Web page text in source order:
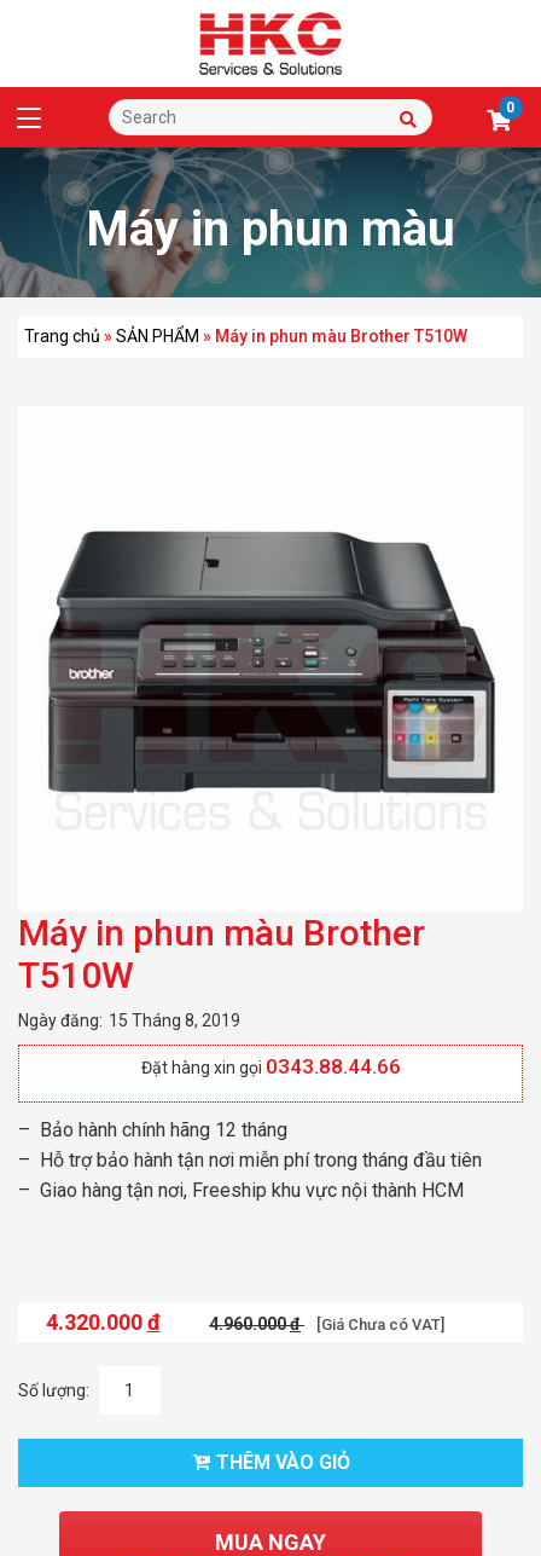
0
Máy in phun màu
Brother T510W
Trang chủ »SẢN PHẨM » Máy in phun màu Brother T510W
Máy in phun màu Brother
T510W
Ngày đăng: 15 Tháng 8, 2019
Đặt hàng xin gọi 0343.88.44.66
– Bảo hành chính hãng 12 tháng
– Hỗ trợ bảo hành tận nơi miễn phí trong tháng đầu tiên
– Giao hàng tận nơi, Freeship khu vực nội thành HCM
4.320.000đ 4.960.000đ [Giá Chưa có VAT]
Số lượng:
THÊM VÀO GIỎ
MUA NGAY